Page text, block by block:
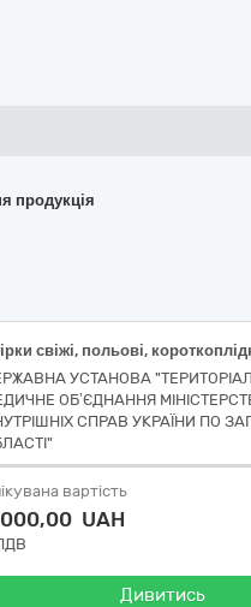
продукція
УСТАНОВА
ОБ’ЄДНАННЯ
СПРАВ УКРАЇНИ ПО
вартість
UAH
Дивитись